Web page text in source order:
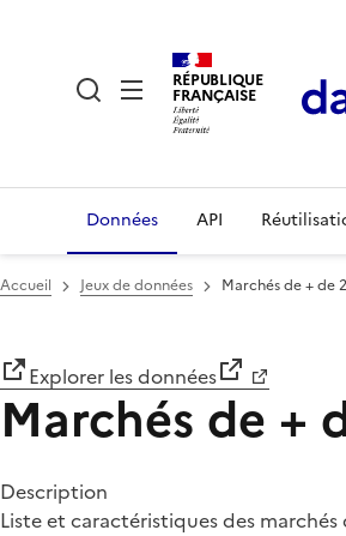
RÉPUBLIQUE
FRANÇAISE
Données API
Accueil Jeux de données Marchés de + de
Explorer les données
Marchés de +
Description
Liste et caractéristiques des